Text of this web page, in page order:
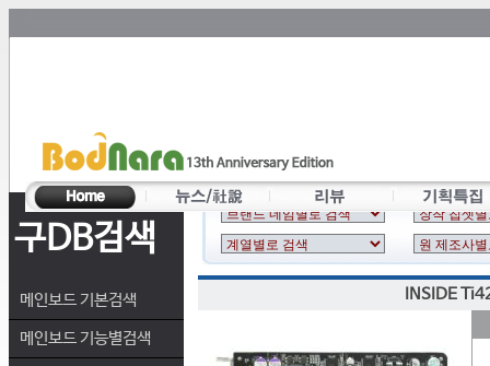
구DB검색
메인보드 기본검색
메인보드 기능별검색
INSIDE